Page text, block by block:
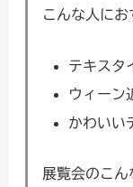
こんな人にお
テキスタ
ウィーン
かわいい
展覧会のこん